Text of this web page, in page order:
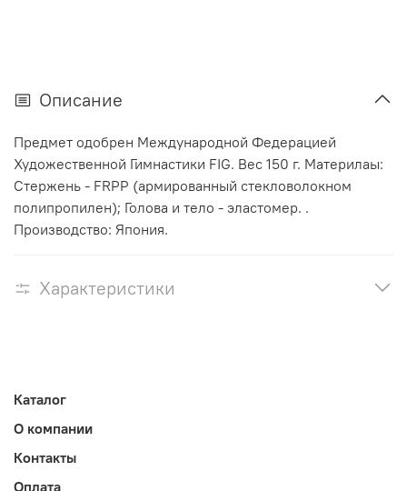
Описание
Предмет одобрен Международной Федерацией
Художественной Гимнастики FIG. Вес 150 г. Материлаы:
Стержень - FRPP (армированный стекловолокном
полипропилен); Голова и тело - эластомер. .
Производство: Япония.
Характеристики
Каталог
О компании
Контакты
Оплата